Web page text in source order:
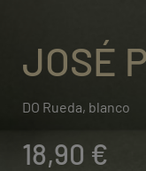
JOSÉ
DO Rueda, blanco
18,90 €